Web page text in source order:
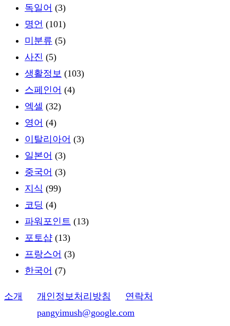
독일어 (3)
명언 (101)
미분류 (5)
사진 (5)
생활정보 (103)
스페인어 (4)
엑셀 (32)
영어 (4)
이탈리아어 (3)
일본어 (3)
중국어 (3)
지식 (99)
코딩 (4)
파워포인트 (13)
포토샵 (13)
프랑스어 (3)
한국어 (7)
소개 개인정보처리방침
연락처
pangyimush@google.com